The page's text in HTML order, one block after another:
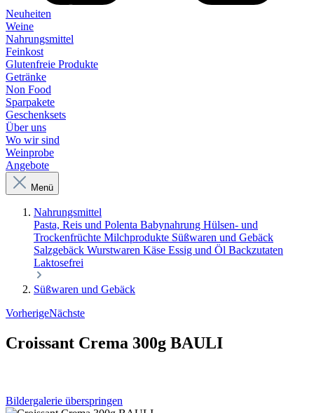
Neuheiten
Weine
Nahrungsmittel
Feinkost
Glutenfreie Produkte
Getränke
Non Food
Sparpakete
Geschenksets
Über uns
Wo wir sind
Weinprobe
Angebote
Menü
Nahrungsmittel
Pasta, Reis und Polenta Babynahrung Hülsen- und
Trockenfrüchte Milchprodukte Süßwaren und Gebäck
Salzgebäck Wurstwaren Käse Essig und Öl Backzutaten
Laktosefrei
Süßwaren und Gebäck
VorherigeNächste
Croissant Crema 300g BAULI
Bildergalerie überspringen